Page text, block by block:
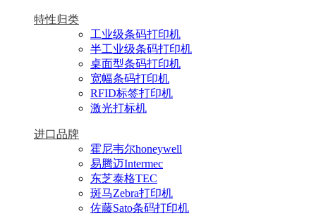
特性归类
工业级条码打印机
半工业级条码打印机
桌面型条码打印机
宽幅条码打印机
RFID标签打印机
激光打标机
进口品牌
霍尼韦尔honeywell
易腾迈Intermec
东芝泰格TEC
斑马Zebra打印机
佐藤Sato条码打印机